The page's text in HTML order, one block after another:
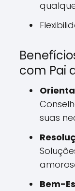
com Pai
suas
Bem-